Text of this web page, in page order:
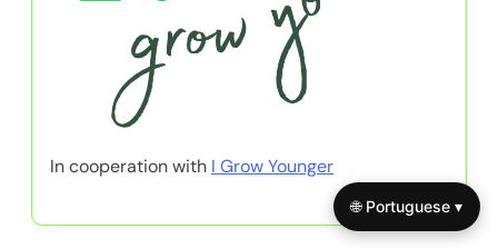
In cooperation with I Grow Younger
🌐 Portuguese ▾